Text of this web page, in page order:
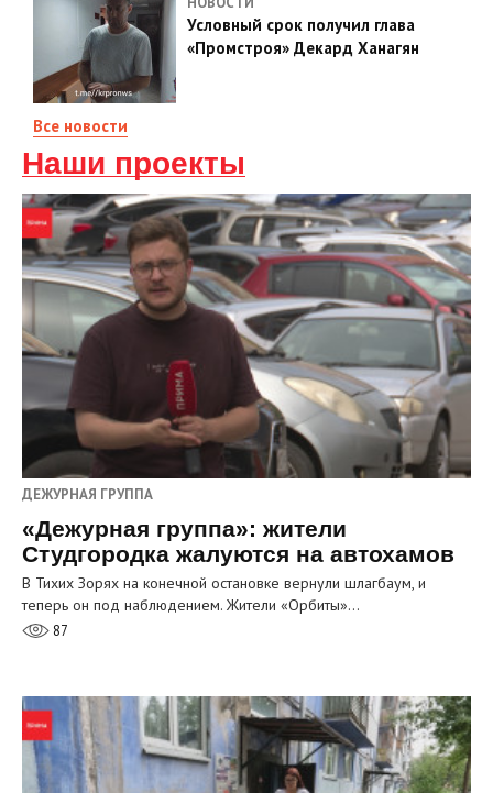
Условный срок получил глава
«Промстроя» Декард Ханагян
Все новости
Наши проекты
ДЕЖУРНАЯ ГРУППА
«Дежурная группа»: жители
Студгородка жалуются на автохамов
В Тихих Зорях на конечной остановке вернули шлагбаум, и
теперь он под наблюдением. Жители «Орбиты»…
87